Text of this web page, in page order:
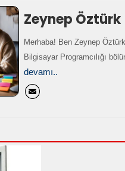
Zeynep Öztürk
Merhaba! Ben Zeynep
Bilgisayar Programcılığı
devamı..